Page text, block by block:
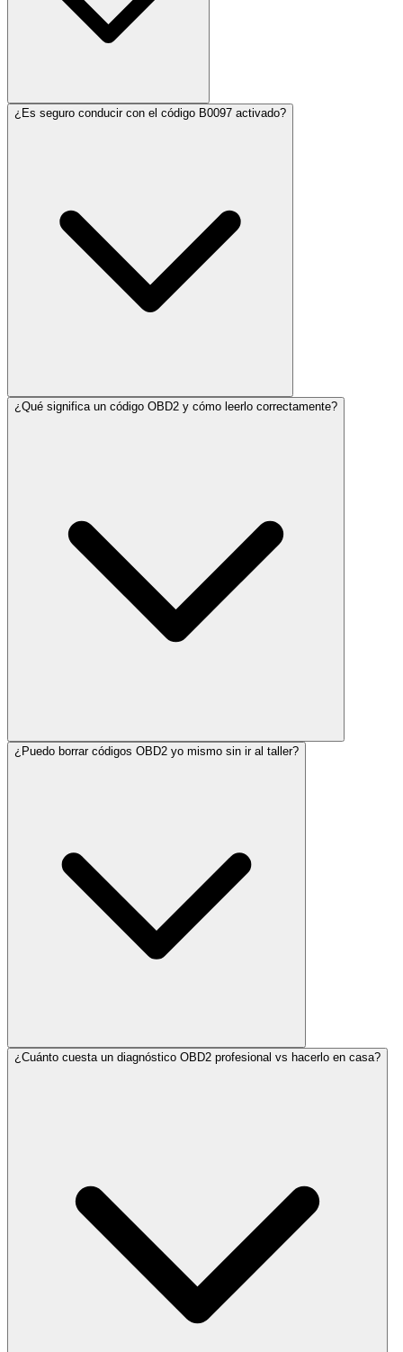
¿Es seguro conducir con el código B0097 activado?
¿Qué significa un código OBD2 y cómo leerlo correctamente?
¿Puedo borrar códigos OBD2 yo mismo sin ir al taller?
¿Cuánto cuesta un diagnóstico OBD2 profesional vs hacerlo en casa?